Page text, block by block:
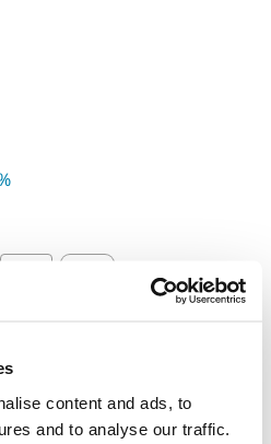
content and ads, to
and to analyse our traffic.